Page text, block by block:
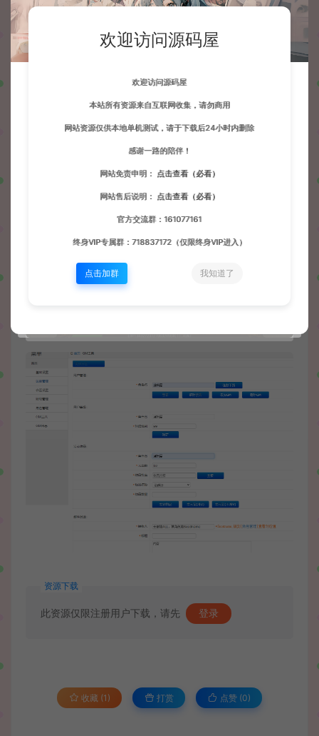
资源下载
此资源仅限注册用户下载，请先 登录
收藏 (1) 打赏 点赞 (0)
欢迎访问源码屋
欢迎访问源码屋
本站所有资源来自互联网收集，请勿商用
网站资源仅供本地单机测试，请于下载后24小时内删除
感谢一路的陪伴！
网站免责申明： 点击查看（必看）
网站售后说明： 点击查看（必看）
官方交流群：161077161
终身VIP专属群：718837172（仅限终身VIP进入）
点击加群 我知道了